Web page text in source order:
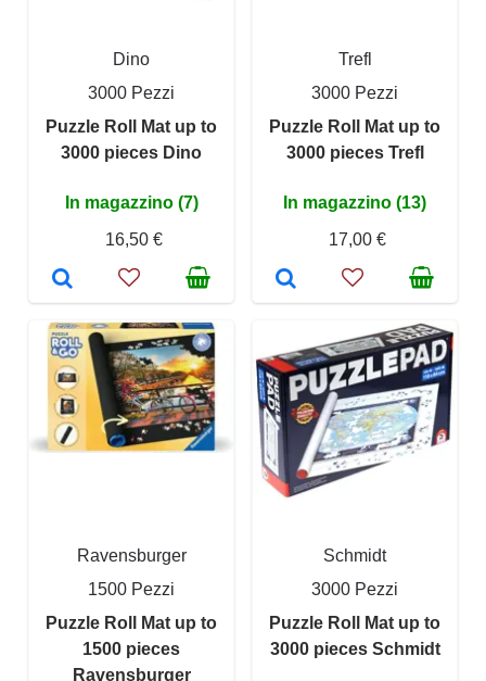
Dino
3000 Pezzi
Puzzle Roll Mat up to
3000 pieces Dino
In magazzino (7)
16,50 €
Trefl
3000 Pezzi
Puzzle Roll Mat up to
3000 pieces Trefl
In magazzino (13)
17,00 €
Ravensburger
1500 Pezzi
Puzzle Roll Mat up to
1500 pieces
Ravensburger
Schmidt
3000 Pezzi
Puzzle Roll Mat up to
3000 pieces Schmidt